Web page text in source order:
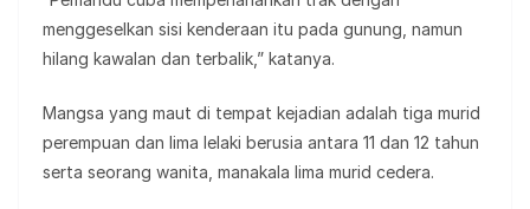
menggeselkan sisi kenderaan itu pada gunung, namun
hilang kawalan dan terbalik,” katanya.
Mangsa yang maut di tempat kejadian adalah tiga murid
perempuan dan lima lelaki berusia antara 11 dan 12 tahun
serta seorang wanita, manakala lima murid cedera.